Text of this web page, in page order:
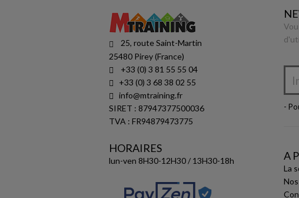
25, route Saint-Martin
25480 Pirey (France)
+33 (0) 3 81 55 55 04
+33 (0) 3 68 38 02 55
info@mtraining.fr
SIRET : 87947377500036
TVA : FR94879473775
HORAIRES
lun-ven 8H30-12H30 / 13H30-18h
-
A
La